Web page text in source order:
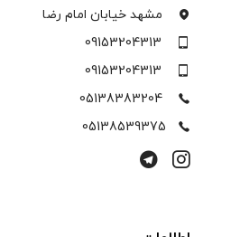
مشهد خیابان امام رضا
09153204313
09153204313
05138383204
05138539375